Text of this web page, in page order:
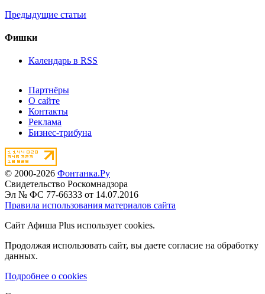
Предыдущие статьи
Фишки
Календарь в RSS
Партнёры
О сайте
Контакты
Реклама
Бизнес-трибуна
© 2000-2026 Фонтанка.Ру
Свидетельство Роскомнадзора
Эл № ФС 77-66333 от 14.07.2016
Правила использования материалов сайта
Сайт Афиша Plus использует cookies.
Продолжая использовать сайт, вы даете согласие на обработку
данных.
Подробнее о cookies